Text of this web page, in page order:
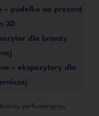
– pudełko na prezent
3D
dla branży
– ekspozytory dla
branży perfumeryjnej,